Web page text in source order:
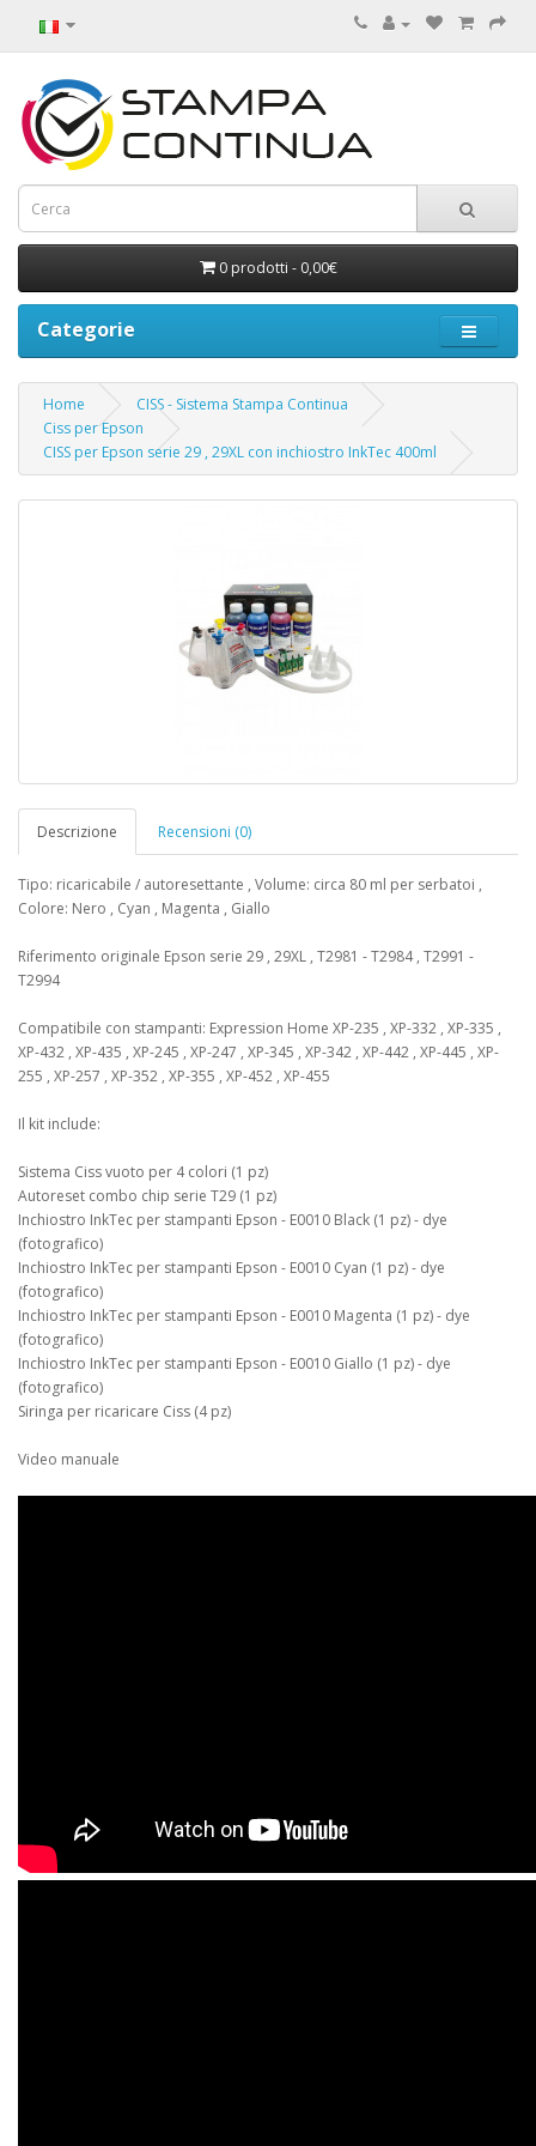
0 prodotti - 0,00€
Categorie
Home
CISS - Sistema Stampa Continua
Ciss per Epson
CISS per Epson serie 29 , 29XL con inchiostro InkTec 400ml
Descrizione Recensioni (0)
Tipo: ricaricabile / autoresettante , Volume: circa 80 ml per serbatoi ,
Colore: Nero , Cyan , Magenta , Giallo
Riferimento originale Epson serie 29 , 29XL , T2981 - T2984 , T2991 -
T2994
Compatibile con stampanti: Expression Home XP-235 , XP-332 , XP-335 ,
XP-432 , XP-435 , XP-245 , XP-247 , XP-345 , XP-342 , XP-442 , XP-445 , XP-
255 , XP-257 , XP-352 , XP-355 , XP-452 , XP-455
Il kit include:
Sistema Ciss vuoto per 4 colori (1 pz)
Autoreset combo chip serie T29 (1 pz)
Inchiostro InkTec per stampanti Epson - E0010 Black (1 pz) - dye
(fotografico)
Inchiostro InkTec per stampanti Epson - E0010 Cyan (1 pz) - dye
(fotografico)
Inchiostro InkTec per stampanti Epson - E0010 Magenta (1 pz) - dye
(fotografico)
Inchiostro InkTec per stampanti Epson - E0010 Giallo (1 pz) - dye
(fotografico)
Siringa per ricaricare Ciss (4 pz)
Video manuale